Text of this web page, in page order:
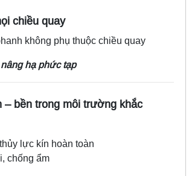
chiều quay
không phụ thuộc chiều quay
hạ phức tạp
– bền trong môi trường khắc
lực kín hoàn toàn
chống ẩm